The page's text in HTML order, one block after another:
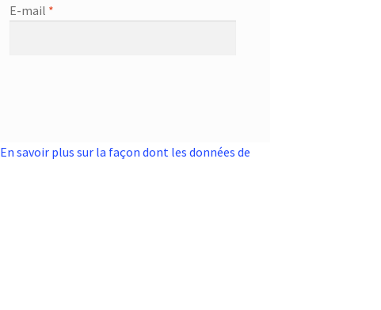
E-mail *
En savoir plus sur la façon dont les données de